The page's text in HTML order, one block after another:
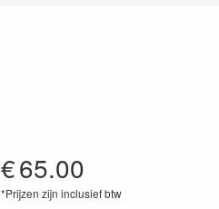
€65.00
*Prijzen zijn inclusief btw